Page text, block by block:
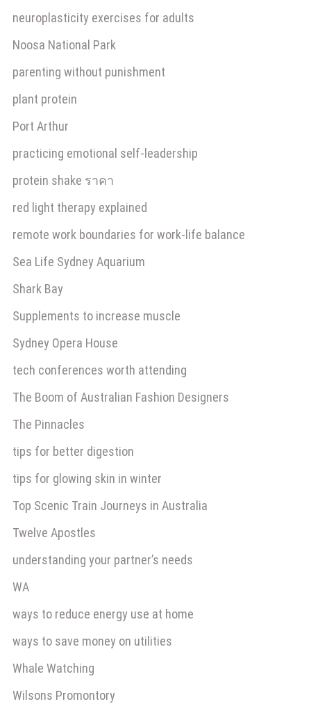
neuroplasticity exercises for adults
Noosa National Park
parenting without punishment
plant protein
Port Arthur
practicing emotional self-leadership
protein shake ราคา
red light therapy explained
remote work boundaries for work-life balance
Sea Life Sydney Aquarium
Shark Bay
Supplements to increase muscle
Sydney Opera House
tech conferences worth attending
The Boom of Australian Fashion Designers
The Pinnacles
tips for better digestion
tips for glowing skin in winter
Top Scenic Train Journeys in Australia
Twelve Apostles
understanding your partner’s needs
WA
ways to reduce energy use at home
ways to save money on utilities
Whale Watching
Wilsons Promontory